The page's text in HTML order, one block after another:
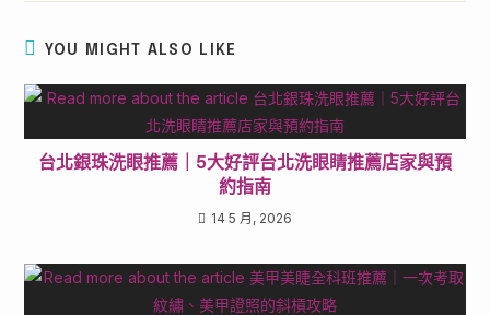
YOU MIGHT ALSO LIKE
台北銀珠洗眼推薦｜5大好評台北洗眼睛推薦店家與預
約指南
14 5 月, 2026